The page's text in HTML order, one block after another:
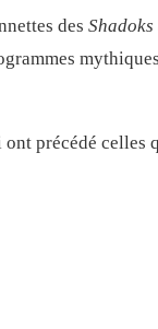
des Shadoks
précédé celles